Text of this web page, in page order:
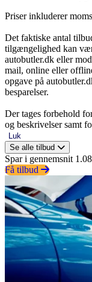
Priser inkluderer
Det faktiske antal
tilgængelighed kan
autobutler.dk eller
mail, online eller
opgave på
besparelser.
Der tages forbehold
og beskrivelser samt
Luk
Se alle tilbud
Spar i gennemsnit
Få tilbud